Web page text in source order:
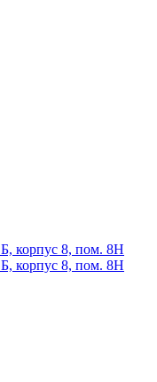
Б, корпус 8, пом. 8Н
Б, корпус 8, пом. 8Н